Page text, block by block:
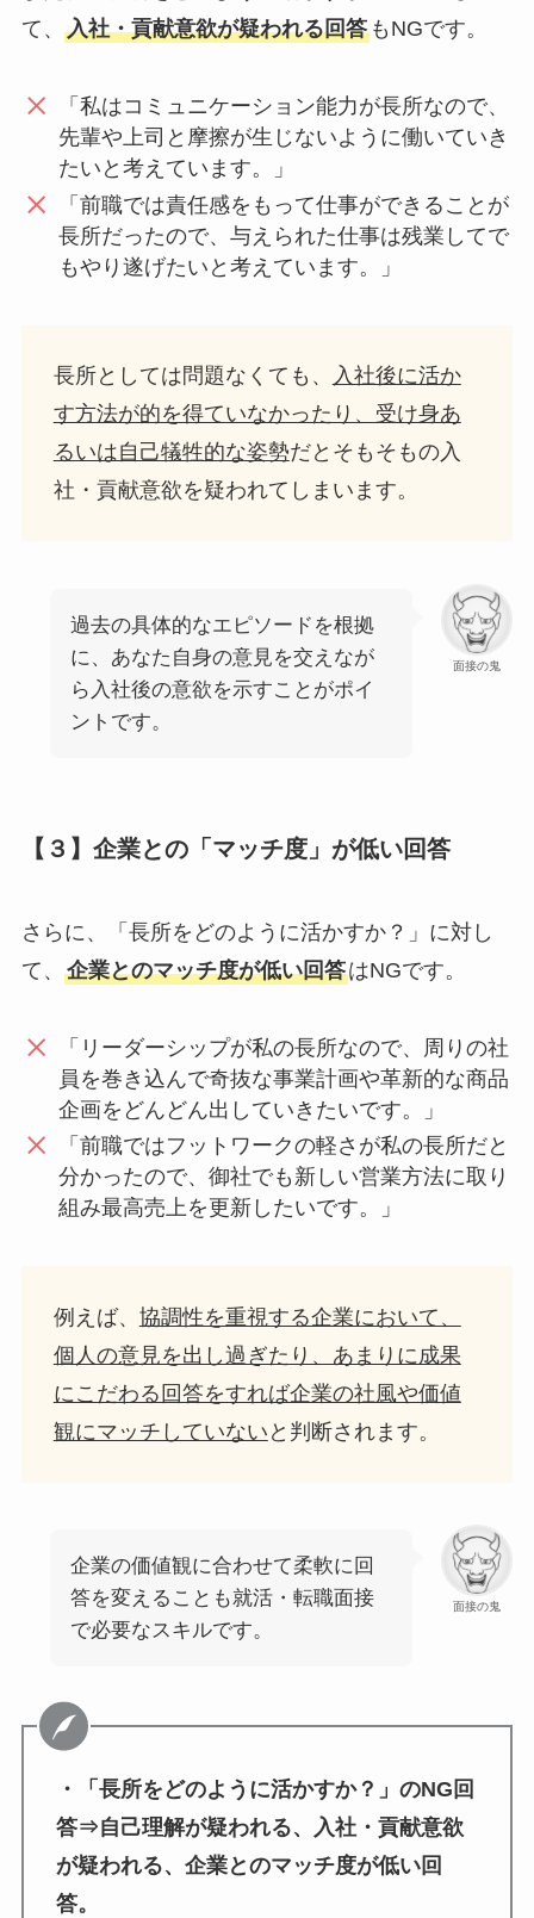
て、 入社・貢献意欲が疑われる回答もNGです。
「私はコミュニケーション能力が長所なので、
先輩や上司と摩擦が生じないように働いていき
たいと考えています。」
「前職では責任感をもって仕事ができることが
長所だったので、与えられた仕事は残業してで
もやり遂げたいと考えています。」
長所としては問題なくても、
入社後に活か
す方法が的を得ていなかったり、受け身あ
るいは自己犠牲的な姿勢だとそもそもの入
社・貢献意欲を疑われてしまいます。
面接の鬼
過去の具体的なエピソードを根拠
に、あなた自身の意見を交えなが
ら入社後の意欲を示すことがポイ
ントです。
【３】企業との「マッチ度」が低い回答
さらに、「長所をどのように活かすか？」に対し
て、 企業とのマッチ度が低い回答はNGです。
「リーダーシップが私の長所なので、周りの社
員を巻き込んで奇抜な事業計画や革新的な商品
企画をどんどん出していきたいです。」
「前職ではフットワークの軽さが私の長所だと
分かったので、御社でも新しい営業方法に取り
組み最高売上を更新したいです。」
例えば、 協調性を重視する企業において、
個人の意見を出し過ぎたり、あまりに成果
にこだわる回答をすれば企業の社風や価値
観にマッチしていない と判断されます。
面接の鬼
企業の価値観に合わせて柔軟に回
答を変えることも就活・転職面接
で必要なスキルです。
・「長所をどのように活かすか？」のNG回
答⇒自己理解が疑われる、入社・貢献意欲
が疑われる、企業とのマッチ度が低い回
答。